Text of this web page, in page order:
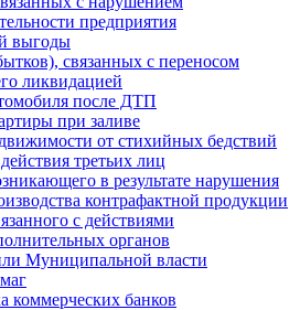
предприятия
выгоды
связанных с переносом
ликвидацией
после ДТП
при заливе
от стихийных бедствий
третьих лиц
в результате нарушения
контрафактной продукции
с действиями
органов
Муниципальной власти
коммерческих банков